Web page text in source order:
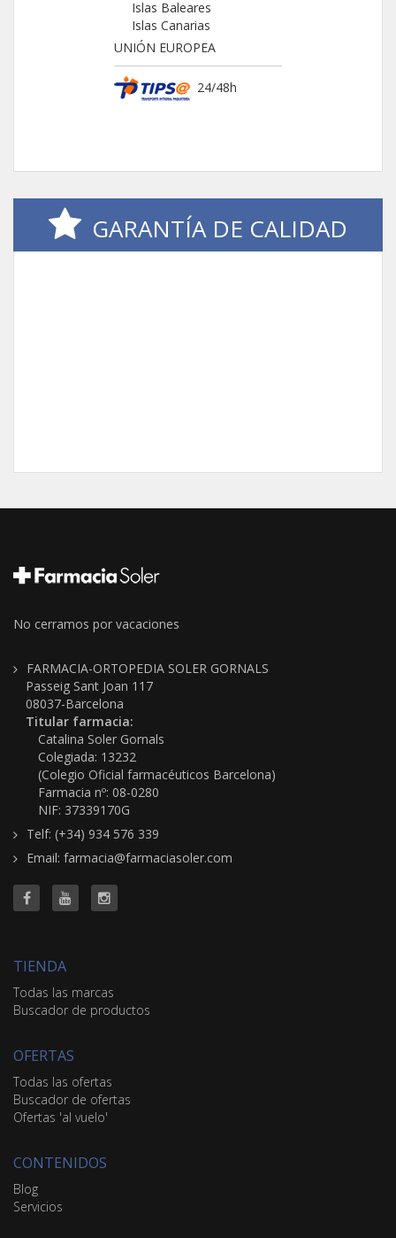
Islas Baleares
Islas Canarias
UNIÓN EUROPEA
24/48h
GARANTÍA DE CALIDAD
No cerramos por vacaciones
FARMACIA-ORTOPEDIA SOLER GORNALS
Passeig Sant Joan 117
08037-Barcelona
Titular farmacia:
Catalina Soler Gornals
Colegiada: 13232
(Colegio Oficial farmacéuticos Barcelona)
Farmacia nº: 08-0280
NIF: 37339170G
Telf: (+34) 934 576 339
Email: farmacia@farmaciasoler.com
TIENDA
Todas las marcas
Buscador de productos
OFERTAS
Todas las ofertas
Buscador de ofertas
Ofertas 'al vuelo'
CONTENIDOS
Blog
Servicios